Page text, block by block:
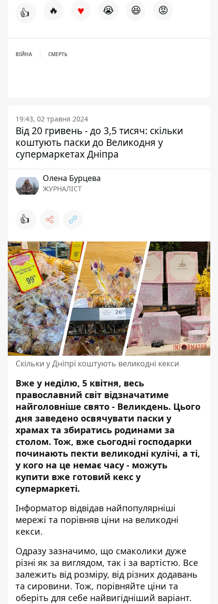
👍 🔥 ♥ 😭 😆 😡
ВІЙНА СМЕРТЬ
19:43, 02 травня 2024
Від 20 гривень - до 3,5 тисяч: скільки
коштують паски до Великодня у
супермаркетах Дніпра
Олена Бурцева
ЖУРНАЛІСТ
👍
Скільки у Дніпрі коштують великодні кекси
Вже у неділю, 5 квітня, весь
православний світ відзначатиме
найголовніше свято - Великдень. Цього
дня заведено освячувати паски у
храмах та збиратись родинами за
столом. Тож, вже сьогодні господарки
починають пекти великодні кулічі, а ті,
у кого на це немає часу - можуть
купити вже готовий кекс у
супермаркеті.
Інформатор відвідав найпопулярніші
мережі та порівняв ціни на великодні
кекси.
Одразу зазначимо, що смаколики дуже
різні як за виглядом, так і за вартістю. Все
залежить від розміру, від різних додавань
та сировини. Тож, порівняйте ціни та
оберіть для себе найвигідніший варіант.